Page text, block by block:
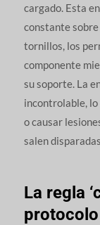
cargado. Esta
constante
tornillos, los
componente
su soporte. La
incontrolable,
o causar
salen
La regla